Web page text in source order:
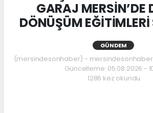
GARAJ MERSİN’DE
DÖNÜŞÜM EĞİTİMLERİ
GÜNDEM
(mersindesonhaber) - mersindesonhaber
Güncelleme: 05.08.2026 -
1286 kez okundu.